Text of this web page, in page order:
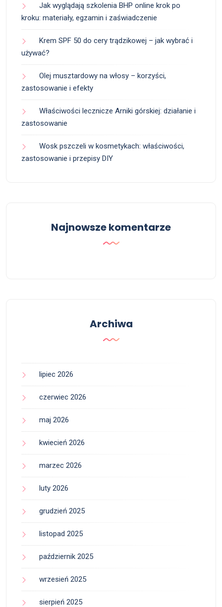
Jak wyglądają szkolenia BHP online krok po
kroku: materiały, egzamin i zaświadczenie
Krem SPF 50 do cery trądzikowej – jak wybrać i
używać?
Olej musztardowy na włosy – korzyści,
zastosowanie i efekty
Właściwości lecznicze Arniki górskiej: działanie i
zastosowanie
Wosk pszczeli w kosmetykach: właściwości,
zastosowanie i przepisy DIY
Najnowsze komentarze
Archiwa
lipiec 2026
czerwiec 2026
maj 2026
kwiecień 2026
marzec 2026
luty 2026
grudzień 2025
listopad 2025
październik 2025
wrzesień 2025
sierpień 2025